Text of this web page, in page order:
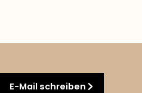
E-Mail schreiben